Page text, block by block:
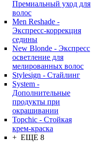
Премиальный уход для
волос
Men Reshade -
Экспресс-коррекция
седины
New Blonde - Экспресс
осветление для
мелированных волос
Stylesign - Стайлинг
System -
Дополнительные
продукты при
окрашивании
Topchic - Стойкая
крем-краска
+ ЕЩЕ 8